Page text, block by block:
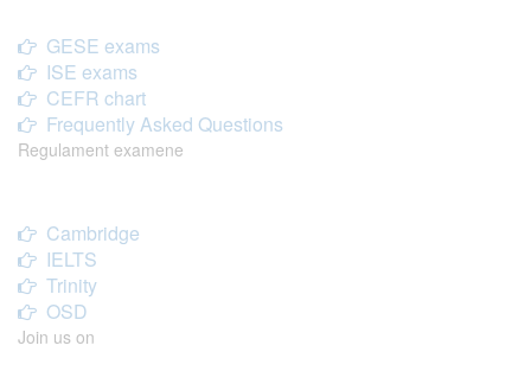
GESE exams
ISE exams
CEFR chart
Frequently Asked Questions
Regulament examene
Cambridge
IELTS
Trinity
OSD
Join us on